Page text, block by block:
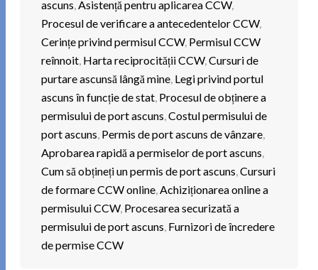
ascuns,Asistență pentru aplicarea CCW,
Procesul de verificare a antecedentelor CCW,
Cerințe privind permisul CCW, Permisul CCW
reînnoit, Harta reciprocității CCW,Cursuri de
purtare ascunsă lângă mine, Legi privind portul
ascuns în funcție de stat, Procesul de obținere a
permisului de port ascuns,Costul permisului de
port ascuns, Permis de port ascuns de vânzare,
Aprobarea rapidă a permiselor de port ascuns,
Cum să obțineți un permis de port ascuns,Cursuri
de formare CCW online,Achiziționarea online a
permisului CCW, Procesarea securizată a
permisului de port ascuns, Furnizori de încredere
de permise CCW